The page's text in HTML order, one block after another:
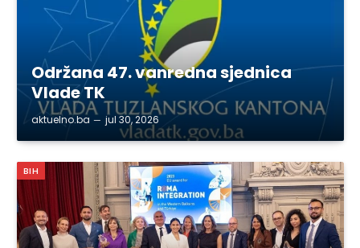
Održana 47. vanredna sjednica
Vlade TK
aktuelno.ba jul 30, 2026
BIH